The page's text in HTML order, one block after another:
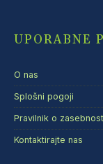
UPORABNE
O nas
Splošni pogoji
Pravilnik o
Kontaktirajte nas